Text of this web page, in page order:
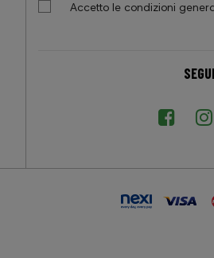
Accetto le condizioni